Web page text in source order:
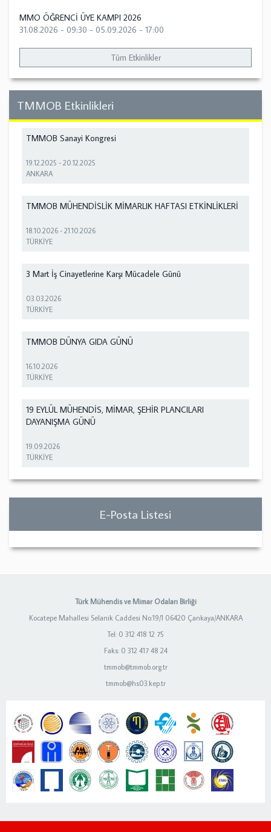
MMO ÖĞRENCİ ÜYE KAMPI 2026
31.08.2026 - 09:30 - 05.09.2026 - 17:00
Tüm Etkinlikler
TMMOB Etkinlikleri
TMMOB Sanayi Kongresi
19.12.2025 -20.12.2025
ANKARA
TMMOB MÜHENDİSLİK MİMARLIK HAFTASI ETKİNLİKLERİ
18.10.2026 -21.10.2026
TÜRKİYE
3 Mart İş Cinayetlerine Karşı Mücadele Günü
03.03.2026
TÜRKİYE
TMMOB DÜNYA GIDA GÜNÜ
16.10.2026
TÜRKİYE
19 EYLÜL MÜHENDİS, MİMAR, ŞEHİR PLANCILARI
DAYANIŞMA GÜNÜ
19.09.2026
TÜRKİYE
E-Posta Listesi
Türk Mühendis ve Mimar Odaları Birliği
Kocatepe Mahallesi Selanik Caddesi No:19/1 06420 Çankaya/ANKARA
Tel: 0 312 418 12 75
Faks: 0 312 417 48 24
tmmob@tmmob.org.tr
tmmob@hs03.kep.tr